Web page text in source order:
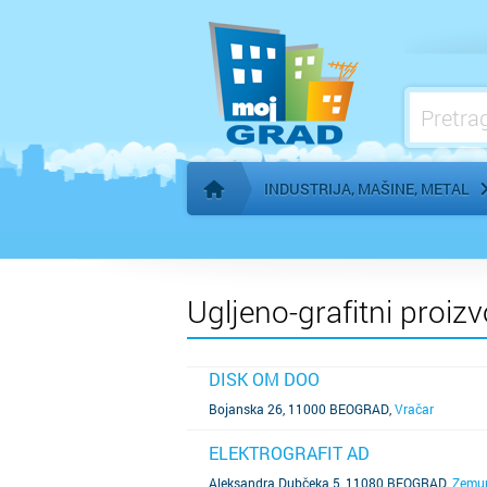
Početna stranica
INDUSTRIJA, MAŠINE, METAL
Obrada i zaštita metala
Oprema za industrijsku kontrolu
Oprema za poljoprivredu
Ugljeno-grafitni
DISK OM DOO
Bojanska 26, 11000 BEOGRAD Vračar
ELEKTROGRAFIT AD
Aleksandra Dubčeka 5, 11080 BEOGRAD